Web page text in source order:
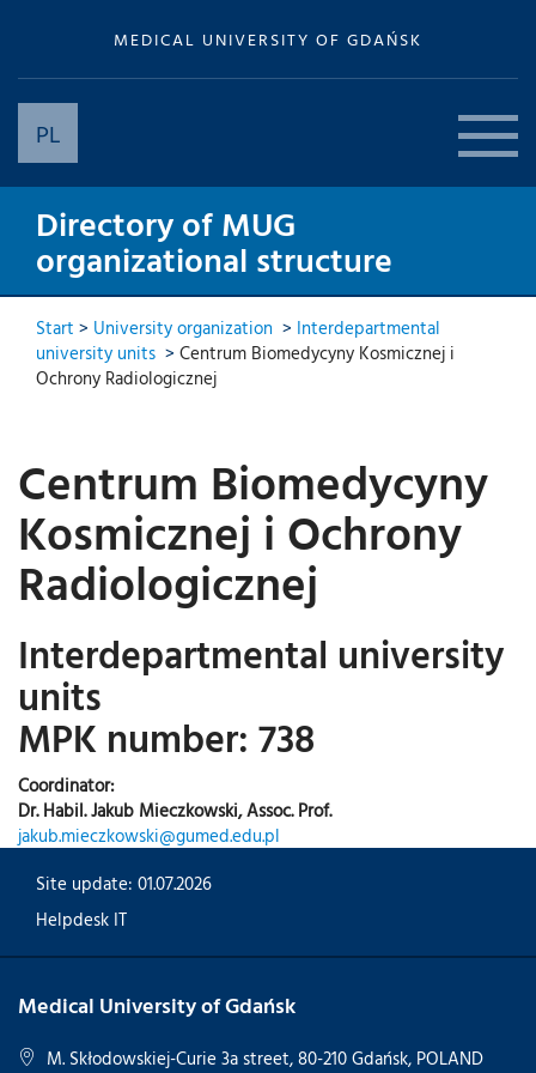
MEDICAL UNIVERSITY OF GDAŃSK
PL
Directory of MUG
organizational structure
Start > University organization > Interdepartmental
university units > Centrum Biomedycyny Kosmicznej i
Ochrony Radiologicznej
Centrum Biomedycyny
Kosmicznej i Ochrony
Radiologicznej
Interdepartmental university
units
MPK number: 738
Coordinator:
Dr. Habil. Jakub Mieczkowski, Assoc. Prof.
jakub.mieczkowski@gumed.edu.pl
Site update: 01.07.2026
Helpdesk IT
Medical University of Gdańsk
M. Skłodowskiej-Curie 3a street, 80-210 Gdańsk, POLAND